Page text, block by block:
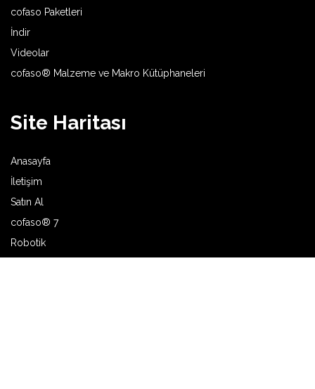
cofaso Paketleri
İndir
Videolar
cofaso® Malzeme ve Makro Kütüphaneleri
Site Haritası
Anasayfa
İletişim
Satın Al
cofaso® 7
Robotik